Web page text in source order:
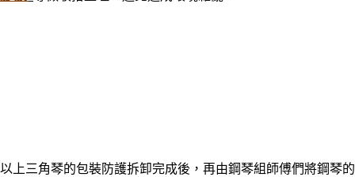
以上三角琴的包裝防護拆卸完成後，再由鋼琴組師傅們將鋼琴的